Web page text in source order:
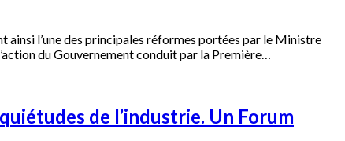
l’une des principales réformes portées par le Ministre
du Gouvernement conduit par la Première…
de l’industrie. Un Forum